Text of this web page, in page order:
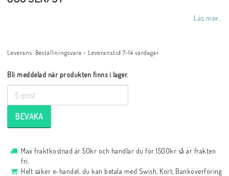
Läs mer...
Leverans: Beställningsvara - Leveranstid 7-14 vardagar.
Bli meddelad när produkten finns i lager.
BEVAKA
Max fraktkostnad är 50kr och handlar du för 1500kr så är frakten
fri.
Helt säker e-handel, du kan betala med Swish, Kort, Banköverföring